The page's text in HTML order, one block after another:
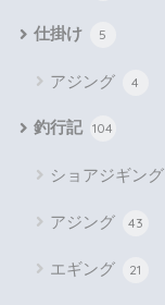
仕掛け 5
アジング 4
釣行記 104
ショアジギング
アジング 43
エギング 21